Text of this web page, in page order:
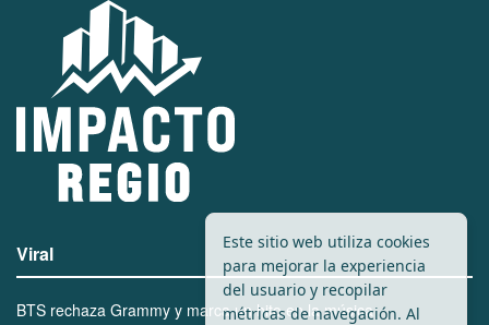
Viral
BTS rechaza Grammy y marca un hito en la música
Este sitio web utiliza cookies
para mejorar la experiencia
del usuario y recopilar
métricas de navegación. Al